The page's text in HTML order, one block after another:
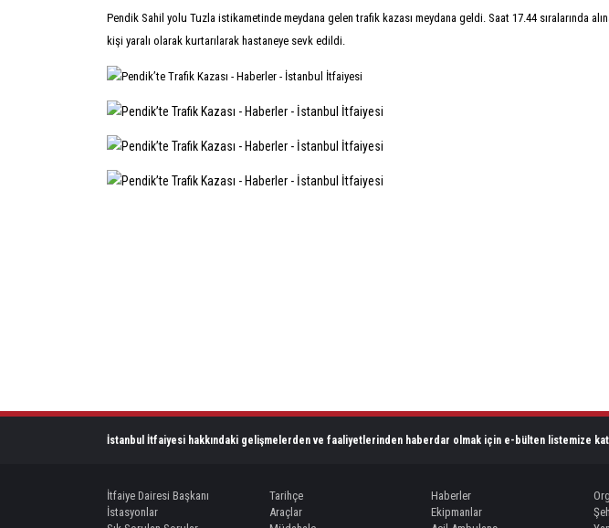
Pendik Sahil yolu Tuzla istikametinde meydana gelen trafik kazası meydana geldi. Saat 17.44 sıralarında
kişi yaralı olarak kurtarılarak hastaneye sevk edildi.
İstanbul İtfaiyesi hakkındaki gelişmelerden ve faaliyetlerinden haberdar olmak için e-bülten listemize
İtfaiye Dairesi Başkanı Tarihçe Haberler
İstasyonlar
Araçlar Ekipmanlar